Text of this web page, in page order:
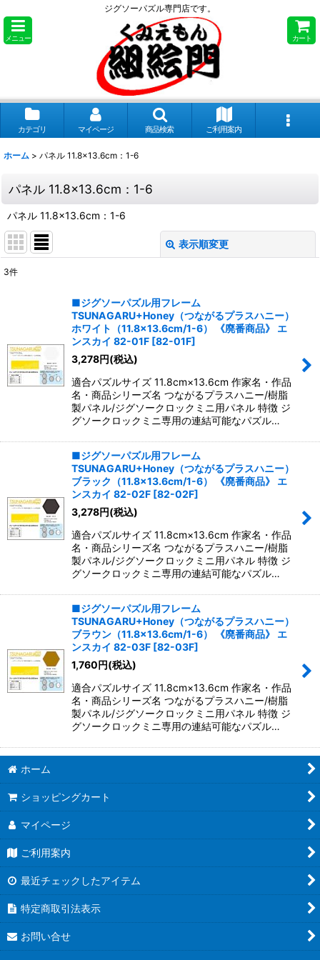
ジグソーパズル専門店です。
メニュー カート
カテゴリ マイページ 商品検索 ご利用案内
ホーム > パネル 11.8×13.6cm：1-6
パネル 11.8×13.6cm：1-6
パネル 11.8×13.6cm：1-6
表示順変更
3件
■ジグソーパズル用フレーム
TSUNAGARU+Honey（つながるプラスハニー）
ホワイト（11.8×13.6cm/1-6） 《廃番商品》 エ
ンスカイ 82-01F [82-01F]
3,278円(税込)
適合パズルサイズ 11.8cm×13.6cm 作家名・作品
名・商品シリーズ名 つながるプラスハニー/樹脂
製パネル/ジグソークロックミニ用パネル 特徴 ジ
グソークロックミニ専用の連結可能なパズル…
■ジグソーパズル用フレーム
TSUNAGARU+Honey（つながるプラスハニー）
ブラック（11.8×13.6cm/1-6） 《廃番商品》 エ
ンスカイ 82-02F [82-02F]
3,278円(税込)
適合パズルサイズ 11.8cm×13.6cm 作家名・作品
名・商品シリーズ名 つながるプラスハニー/樹脂
製パネル/ジグソークロックミニ用パネル 特徴 ジ
グソークロックミニ専用の連結可能なパズル…
■ジグソーパズル用フレーム
TSUNAGARU+Honey（つながるプラスハニー）
ブラウン（11.8×13.6cm/1-6） 《廃番商品》 エ
ンスカイ 82-03F [82-03F]
1,760円(税込)
適合パズルサイズ 11.8cm×13.6cm 作家名・作品
名・商品シリーズ名 つながるプラスハニー/樹脂
製パネル/ジグソークロックミニ用パネル 特徴 ジ
グソークロックミニ専用の連結可能なパズル…
ホーム
ショッピングカート
マイページ
ご利用案内
最近チェックしたアイテム
特定商取引法表示
お問い合せ